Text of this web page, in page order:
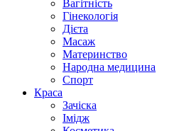
Вагітність
Гінекологія
Дієта
Масаж
Материнство
Народна медицина
Спорт
Краса
Зачіска
Імідж